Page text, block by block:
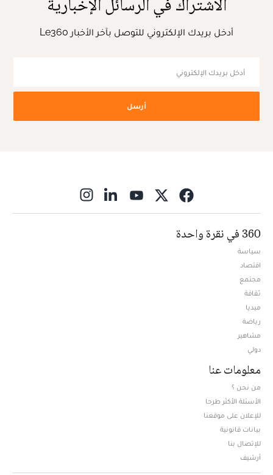
الاشتراك في الرسائل الإخبارية
أدخل بريدك الإلكتروني للتوصل بآخر الأخبار Le360
أرسل
360 في نقرة واحدة
سياسة
اقتصاد
مجتمع
ثقافة
ميديا
رياضة
مشاهير
دولي
معلومات عنا
من نحن ؟
الأسئلة الأكثر طرحا
للإعلان على موقعنا
بيانات قانونية
للإتصال بنا
أرشيف